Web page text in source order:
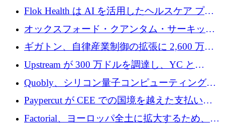
ムを最前線に近づけるために150万ユーロを調
Flok Health は AI を活用したヘルスケア プラ
ットフォームの成長に 1,250 万ドルを投資
オックスフォード・クアンタム・サーキット
が「成人向け」2億6,000万ポンドの資金調達
ギガトン、自律産業制御の拡張に 2,600 万ド
ルを調達
Upstream が 300 万ドルを調達し、YC と
Xavier Niel が支援する共同 AI 受信箱を立ち上
げる
Quobly、シリコン量子コンピューティングの
商用化のためにシリーズ A で 1 億 1,500 万ユ
ーロを調達
Paypercut が CEE での国境を越えた支払いを
拡大するために 500 万ユーロを確保
Factorial、ヨーロッパ全土に拡大するため、25